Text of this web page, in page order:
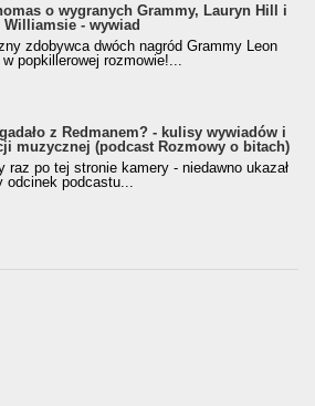
o wygranych Grammy, Lauryn Hill i
Williamsie - wywiad
zdobywca dwóch nagród Grammy Leon
popkillerowej rozmowie!...
z Redmanem? - kulisy wywiadów i
muzycznej (podcast Rozmowy o bitach)
raz po tej stronie kamery - niedawno ukazał
odcinek podcastu...